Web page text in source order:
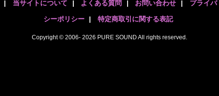
| 当サイトについて | よくある質問 | お問い合わせ | プライバ
シーポリシー | 特定商取引に関する表記
Copyright © 2006- 2026 PURE SOUND All rights reserved.